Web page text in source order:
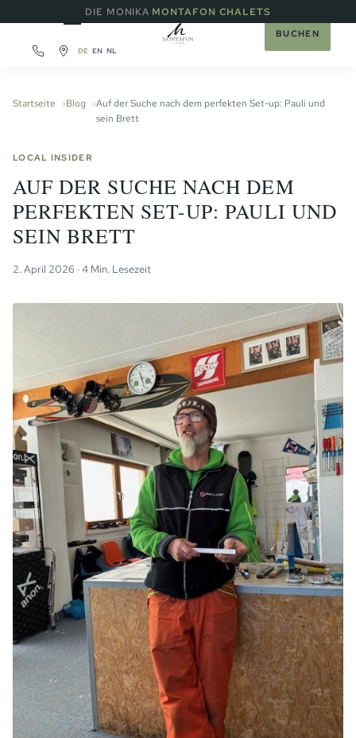
DIE MONIKA·MONTAFON CHALETS
DE EN NL
BUCHEN
Startseite Blog
Auf der Suche nach dem perfekten Set-up: Pauli und
sein Brett
LOCAL INSIDER
AUF DER SUCHE NACH DEM
PERFEKTEN SET-UP: PAULI UND
SEIN BRETT
2. April 2026 · 4 Min. Lesezeit